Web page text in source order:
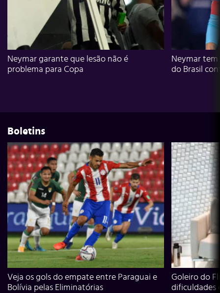
Neymar garante que lesão não é
problema para Copa
Neymar
do Brasil
Boletins
Veja os gols do empate entre Paraguai e
Bolívia pelas Eliminatórias
Goleiro do
dificuldades